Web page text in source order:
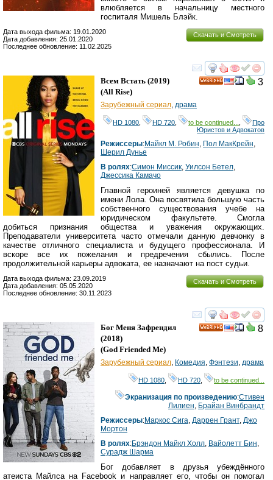
влюбляется в начальницу местного
госпиталя Мишель Блэйк.
Скачать и Смотреть
Дата выхода фильма: 19.01.2020
Дата добавления: 25.01.2020
Последнее обновление: 11.02.2025
смотреть
3
Всем Встать (2019)
(All Rise)
Зарубежный сериал, драма
HD 1080 HD 720 to be continued...
Про
Юристов и Адвокатов
Режиссеры:Майкл М. Робин, Пол МакКрейн,
Шерил Дунье
В ролях:Симон Миссик, Уилсон Бетел,
Джессика Камачо
Главной героиней является девушка по
имени Лола. Она посвятила большую часть
собственного существования учебе на
юридическом факультете. Смогла
добиться признания общества и уважения окружающих.
Преподаватели университета часто отмечали данную девчонку в
качестве отличного специалиста и будущего профессионала. И
вскоре все их пожелания и предречения сбылись. После
продолжительной карьеры адвоката, ее назначают на пост судьи.
Скачать и Смотреть
Дата выхода фильма: 23.09.2019
Дата добавления: 05.05.2020
Последнее обновление: 30.11.2023
смотреть
8
Бог Меня Зафрендил
(2018)
(God Friended Me)
Зарубежный сериал Комедия Фэнтези драма
HD 1080 HD 720 to be continued...
Экранизация по произведению:Стивен
Лилиен Брайан Винбрандт
Режиссеры:Маркос Сига Даррен Грант, Джо
Мортон
В ролях:Брэндон Майкл Холл Вайолетт Бин
Сурадж Шарма
Бог добавляет в друзья убеждённого
атеиста Майлса на Facebook и направляет его, чтобы он помогал